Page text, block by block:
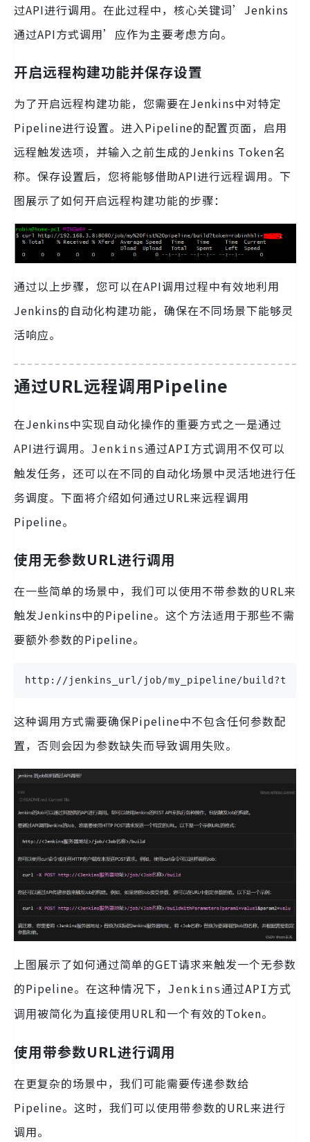
过API进行调用。在此过程中，核心关键词’Jenkins
通过API方式调用’应作为主要考虑方向。
开启远程构建功能并保存设置
为了开启远程构建功能，您需要在Jenkins中对特定
Pipeline进行设置。进入Pipeline的配置页面，启用
远程触发选项，并输入之前生成的Jenkins Token名
称。保存设置后，您将能够借助API进行远程调用。下
图展示了如何开启远程构建功能的步骤：
通过以上步骤，您可以在API调用过程中有效地利用
Jenkins的自动化构建功能，确保在不同场景下能够灵
活响应。
通过URL远程调用Pipeline
在Jenkins中实现自动化操作的重要方式之一是通过
API进行调用。 Jenkins通过API方式调用 不仅可以
触发任务，还可以在不同的自动化场景中灵活地进行任
务调度。下面将介绍如何通过URL来远程调用
Pipeline。
使用无参数URL进行调用
在一些简单的场景中，我们可以使用不带参数的URL来
触发Jenkins中的Pipeline。这个方法适用于那些不需
要额外参数的Pipeline。
http://jenkins_url/job/my_pipeline/
这种调用方式需要确保Pipeline中不包含任何参数配
置，否则会因为参数缺失而导致调用失败。
上图展示了如何通过简单的GET请求来触发一个无参数
的Pipeline。在这种情况下，
Jenkins通过API方式
调用 被简化为直接使用URL和一个有效的Token。
使用带参数URL进行调用
在更复杂的场景中，我们可能需要传递参数给
Pipeline。这时，我们可以使用带参数的URL来进行
调用。